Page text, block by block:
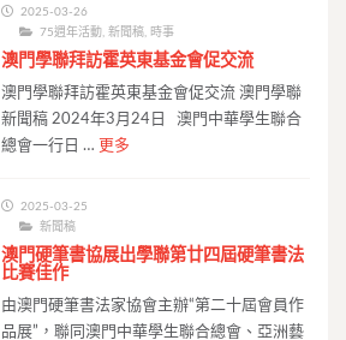
2025-03-26
75週年活動 ,新聞稿, 時事
澳門學聯拜訪霍英東基金會促交流
澳門學聯拜訪霍英東基金會促交流 澳門學聯
新聞稿 2024年3月24日 澳門中華學生聯合
總會一行日 … 更多
2025-03-25
新聞稿
澳門硬筆書協展出學聯第廿四屆硬筆書法
比賽佳作
由澳門硬筆書法家協會主辦“第二十屆會員作
品展”，聯同澳門中華學生聯合總會、亞洲藝